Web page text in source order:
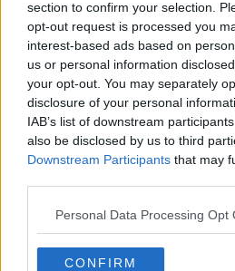
section to confirm your selection.
opt-out request is processed you
interest-based ads based on
us or personal information
your opt-out. You may separately
disclosure of your personal
IAB’s list of downstream
also be disclosed by us to third
Downstream Participants that may
Personal Data Processing Opt
CONFIRM
Esternazioni
Vaxzevria
Nazionali
​Ricorrenze e celebrazioni
Marte
​Crapa pelada
​I soliti noti
Arie
​Vaccine Easing
Con-ter?
​Con-te
Coincidenze e crisi